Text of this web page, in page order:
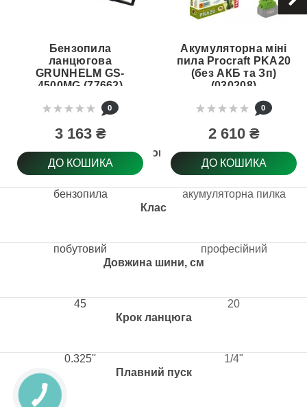
Тип товару
Клас
Довжина шини, см
Крок ланцюга
Плавний пуск
Бензопила
ланцюгова
GRUNHELM GS-
4500MG (77662)
0
3 163 ₴
ДО КОШИКА
бензопила
побутовий
45
0.325''
Акумуляторна міні
пила Procraft PKA20
(без АКБ та Зп)
(030208)
0
2 610 ₴
ДО КОШИКА
акумуляторна пилка
професійний
20
1/4"